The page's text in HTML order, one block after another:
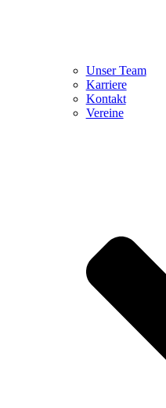
Unser Team
Karriere
Kontakt
Vereine